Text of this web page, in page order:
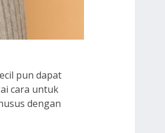
pun dapat
cara untuk
dengan